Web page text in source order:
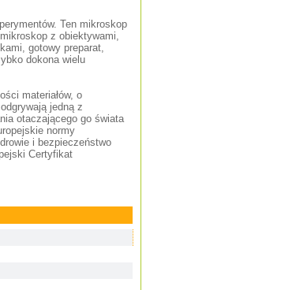
Ten mikroskop
z obiektywami,
gotowy preparat,
dokona wielu
materiałów, o
jedną z
otaczającego go świata
normy
i bezpieczeństwo
Certyfikat